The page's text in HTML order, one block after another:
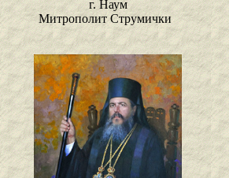
г. Наум
Митрополит Струмички